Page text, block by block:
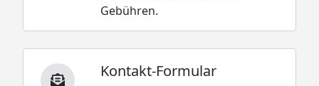
Gebühren.
Kontakt-Formular